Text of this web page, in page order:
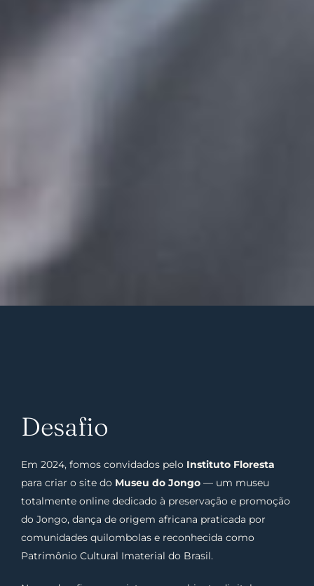
Desafio
Em 2024, fomos convidados pelo Instituto Floresta
para criar o site do Museu do Jongo— um museu
totalmente online dedicado à preservação e promoção
do Jongo, dança de origem africana praticada por
comunidades quilombolas e reconhecida como
Patrimônio Cultural Imaterial do Brasil.